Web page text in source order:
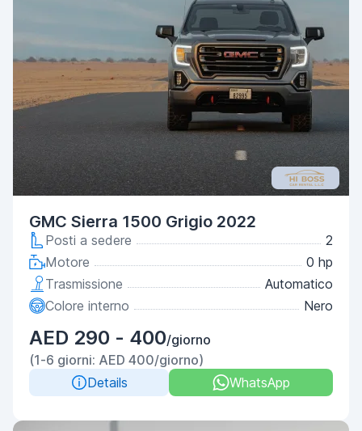
GMC Sierra 1500 Grigio 2022
Posti a sedere
2
Motore
0 hp
Trasmissione
Automatico
Colore interno
Nero
AED 290 - 400/giorno
(1-6 giorni: AED 400/giorno)
Details
WhatsApp